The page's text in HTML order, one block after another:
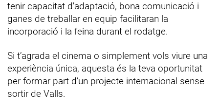
tenir capacitat d'adaptació, bona comunicació i
ganes de treballar en equip facilitaran la
incorporació i la feina durant el rodatge.
Si t’agrada el cinema o simplement vols viure una
experiència única, aquesta és la teva oportunitat
per formar part d’un projecte internacional sense
sortir de Valls.